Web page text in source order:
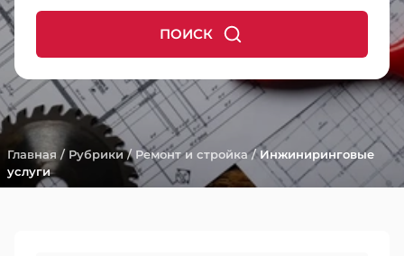
ПОИСК
Главная / Рубрики/ Ремонт и стройка/Инжиниринговые
услуги